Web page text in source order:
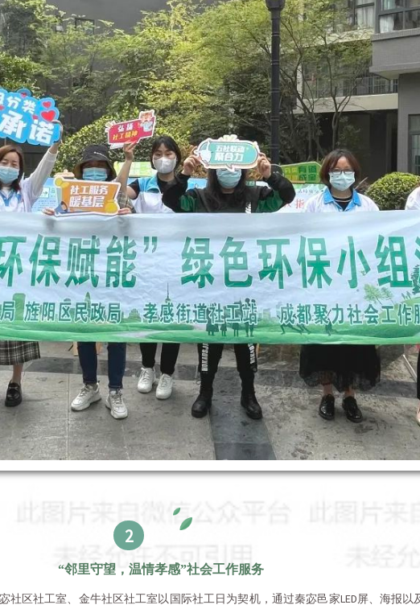
2
“邻里守望，温情孝感”社会工作服务
社区社工室、金牛社区社工室以国际社工日为契机，通过秦宓邑家LED屏、海报